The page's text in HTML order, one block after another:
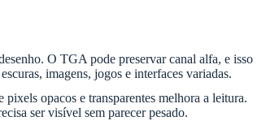
O TGA pode preservar canal alfa, e isso
imagens, jogos e interfaces variadas.
opacos e transparentes melhora a leitura.
ser visível sem parecer pesado.